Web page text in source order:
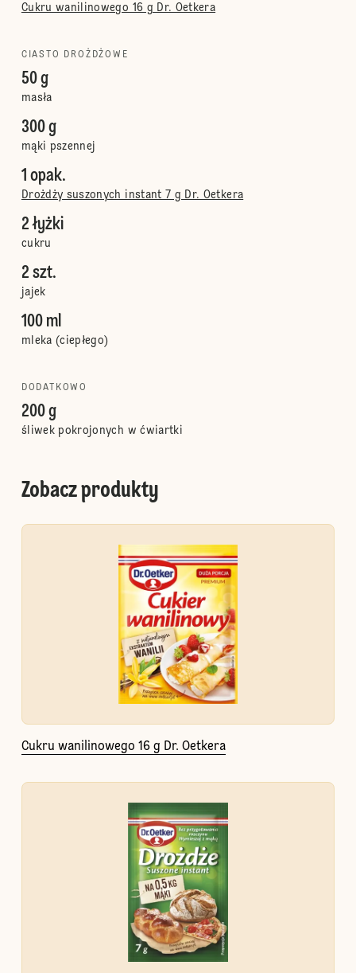
Cukru wanilinowego 16 g Dr. Oetkera
CIASTO DROŻDŻOWE
50 g
masła
300 g
mąki pszennej
1 opak.
Drożdży suszonych instant 7 g Dr. Oetkera
2 łyżki
cukru
2 szt.
jajek
100 ml
mleka (ciepłego)
DODATKOWO
200 g
śliwek pokrojonych w ćwiartki
Zobacz produkty
Cukru wanilinowego 16 g Dr. Oetkera